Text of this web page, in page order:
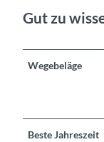
Gut zu
Wegebeläge
Beste Jahreszeit